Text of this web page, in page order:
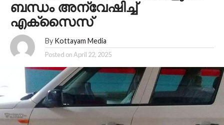
ബന്ധം അന്വേഷിച്ച്
എക്സൈസ്
By Kottayam Media
Posted onApril 22, 2025